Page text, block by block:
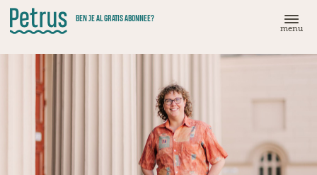
Doorgaan
naar
hoofdinhoud
BEN JE AL GRATIS ABONNEE?
menu